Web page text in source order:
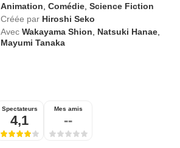
Animation,Comédie,Science Fiction
Créée par Hiroshi Seko
Avec Wakayama Shion, Natsuki Hanae,
Mayumi Tanaka
Spectateurs
4,1
Mes amis
--